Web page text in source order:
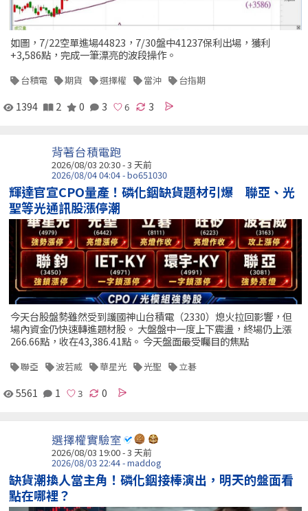
如圖，7/22空單進場44823，7/30盤中41237保利出場，獲利
+3,586點，完成一筆漂亮的波段操作。
台積電 期貨 選擇權 當沖 台指期
1394 2 0 3 3
背著台積電跑
2026/08/03 20:30 - 3 天前
2026/08/04 04:04 - bo651030
輝達官宣CPO量產！磷化銦缺貨題材引爆 聯亞、光
聖等光通訊股漲停潮
今天台股盤勢雖然受到護國神山台積電（2330）熄火拉回影響，但
場內資金仍快速轉進題材股。 大盤盤中一度上下震盪，終場仍上漲
266.66點，收在43,386.41點。 今天盤面最受矚目的焦點
聯亞 波若威 華星光 光聖 立碁
5561 1 0
選擇權實驗室
2026/08/03 19:00 - 3 天前
2026/08/03 22:44 - maddog
缺貨潮換人當主角！磷化銦接棒演出，明天的盤面看
點在哪裡？